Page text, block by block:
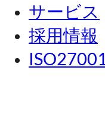
東京
名古屋
関西
サービス
採用情報
ISO27001